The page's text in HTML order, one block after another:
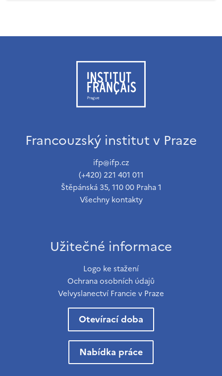
Francouzský institut v Praze
ifp@ifp.cz
(+420) 221 401 011
Štěpánská 35, 110 00 Praha 1
Všechny kontakty
Užitečné informace
Logo ke stažení
Ochrana osobních údajů
Velvyslanectví Francie v Praze
Otevírací doba
Nabídka práce